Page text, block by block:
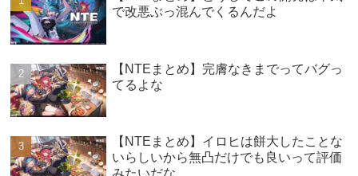
で改悪ぶっ混んでくるんだよ
【NTEまとめ】完膚なきまでってバグっ
てるよな
【NTEまとめ】イロヒは餅大したことな
いらしいから無凸だけでも良いって評価
みたいだな